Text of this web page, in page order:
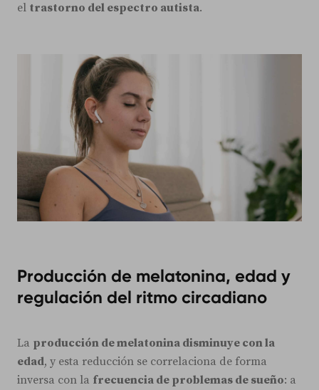
el trastorno del espectro autista.
Producción de melatonina, edad y
regulación del ritmo circadiano
La producción de melatonina disminuye con la
edad, y esta reducción se correlaciona de forma
inversa con la frecuencia de problemas de sueño: a